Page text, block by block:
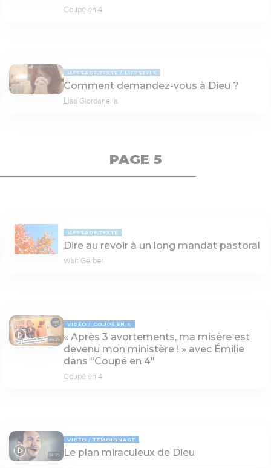
Coupé en 4
MESSAGE TEXTE LIFESTYLE
Comment demandez-vous à Dieu ?
Lisa Giordanella
PAGE 5
MESSAGE TEXTE
Dire au revoir à un long mandat pastoral
Walt Gerber
35:25
VIDÉO COUPÉ EN 4
« Après 3 avortements, ma misère est
devenu mon ministère ! » avec Émilie
dans "Coupé en 4"
Coupé en 4
04:25
VIDÉO TÉMOIGNAGE
Le plan miraculeux de Dieu